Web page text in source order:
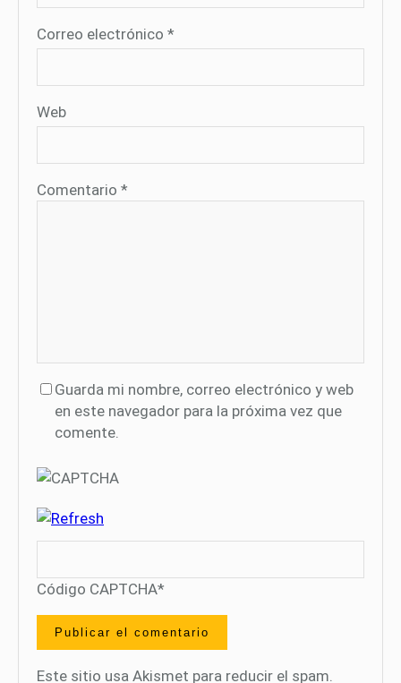
Correo electrónico *
Web
Comentario *
Guarda mi nombre, correo electrónico y web
en este navegador para la próxima vez que
comente.
Código CAPTCHA*
Este sitio usa Akismet para reducir el spam.